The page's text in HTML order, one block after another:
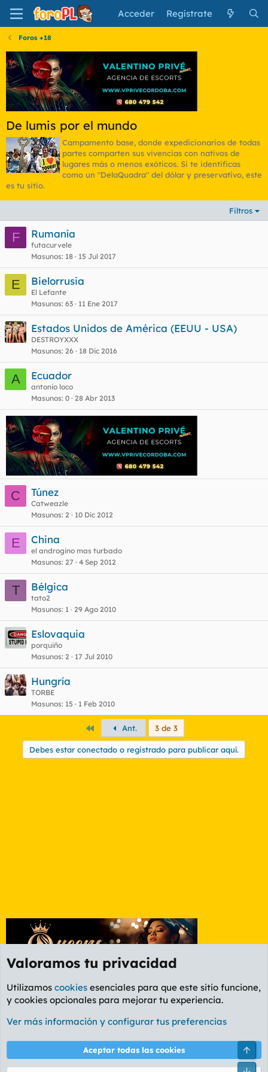
Acceder Regístrate
Foros +18
De lumis por el mundo
Campamento base, donde expedicionarios de todas
partes comparten sus vivencias con nativos de
lugares más o menos exóticos. Si te identificas
como un "DelaQuadra" del dólar y preservativo, este
es tu sitio.
Filtros
F Rumanía
futacurvele
Masunos 18 15 Jul 2017
E Bielorrusia
El Lefante
Masunos 63 11 Ene 2017
Estados Unidos de América (EEUU - USA)
DESTROYXXX
Masunos 26 18 Dic 2016
A Ecuador
antonio loco
Masunos 0 28 Abr 2013
C Túnez
Catweazle
Masunos 2 10 Dic 2012
E China
el androgino mas turbado
Masunos 27 4 Sep 2012
T Bélgica
tato2
Masunos 1 29 Ago 2010
Eslovaquia
porquiño
Masunos 2 17 Jul 2010
Hungría
TORBE
Masunos 15 1 Feb 2010
PrimeroAnt. 3 de 3
Debes estar conectado o registrado para publicar aquí.
Foros +18
Cookies
PL OLDSTYLE AMARILLO
Términos y reglas Política de privacidad Ayuda
Valoramos tu privacidad
Utilizamos cookies esenciales para que este sitio funcione,
y cookies opcionales para mejorar tu experiencia.
Ver más información y configurar tus preferencias
Aceptar todas las cookies